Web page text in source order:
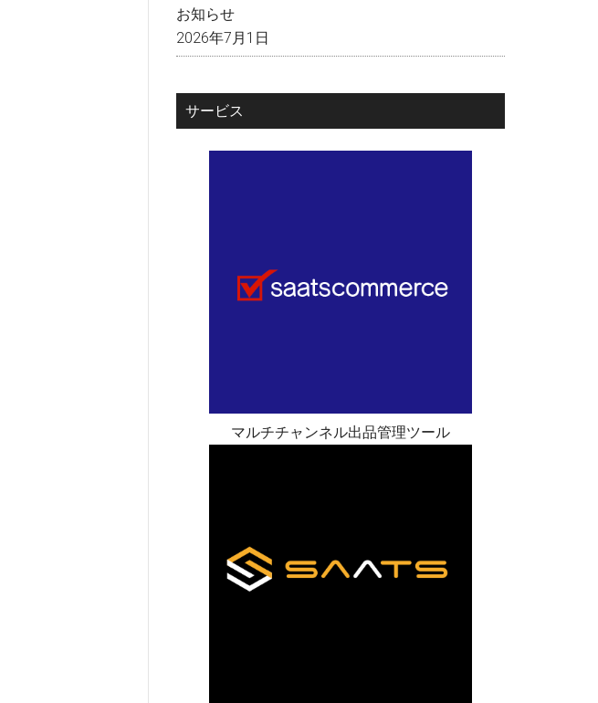
お知らせ
2026年7月1日
サービス
マルチチャンネル出品管理ツール